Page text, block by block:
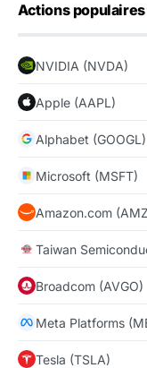
Actions populaires
NVIDIA (NVDA)
Apple (AAPL)
Alphabet (GOOGL)
Microsoft (MSFT)
Amazon.com
Taiwan
Broadcom (AVGO)
Meta Platforms
Tesla (TSLA)